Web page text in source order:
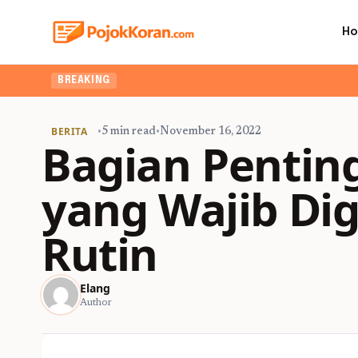
BREAKING
BERITA •5 min read•November 16, 2022
Bagian
yang Wajib
Rutin
Elang
Author